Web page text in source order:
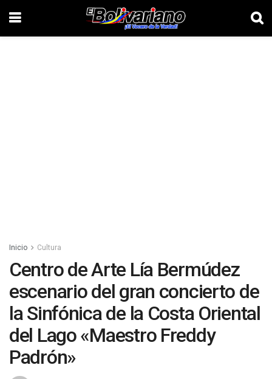
Inicio Cultura
Centro de Arte Lía Bermúdez
escenario del gran concierto de
la Sinfónica de la Costa Oriental
del Lago «Maestro Freddy
Padrón»